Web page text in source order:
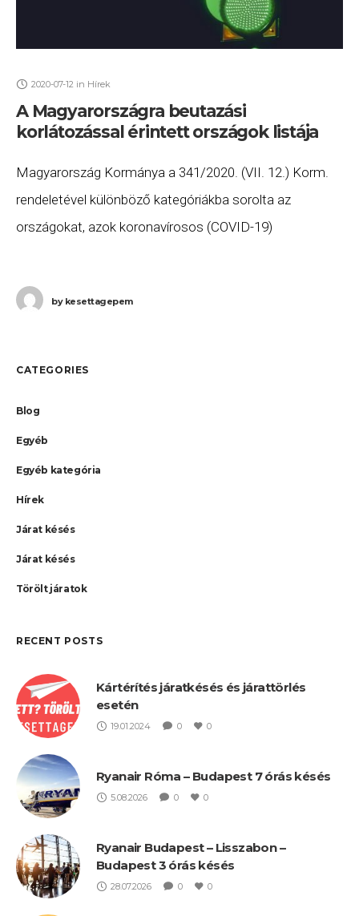
2020-07-12 in Hírek
A Magyarországra beutazási
korlátozással érintett országok listája
Magyarország Kormánya a 341/2020. (VII. 12.) Korm.
rendeletével különböző kategóriákba sorolta az
országokat, azok koronavírosos (COVID-19)
Magyarországra. Ha
bykesettagepem
CATEGORIES
Blog
Egyéb
Egyéb kategória
Hírek
Járat késés
Járat késés
Törölt járatok
RECENT POSTS
Kártérítés járatkésés és járattörlés
esetén
19.01.2024 0 0
Ryanair Róma – Budapest 7 órás késés
5.08.2026 0 0
Ryanair Budapest – Lisszabon –
Budapest 3 órás késés
28.07.2026 0 0